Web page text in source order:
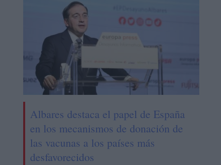
Albares destaca el papel de España
en los mecanismos de donación de
las vacunas a los países más
desfavorecidos